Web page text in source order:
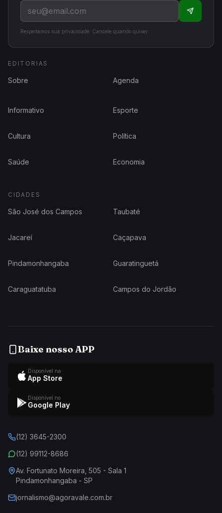
Respeitamos sua privacidade. Cancele quando quiser.
EDITORIAS
Sobre Agenda
Informativo Esporte
Cultura Política
Saúde Economia
CIDADES
São José dos Campos Taubaté
Jacareí Caçapava
Pindamonhangaba Guaratinguetá
Caraguatatuba Campos do Jordão
Baixe nosso APP
Disponível na
App Store
Disponível no
Google Play
(12) 3645-2300
(12) 99112-8686
Av. Fortunato Moreira, 505 - Sala 1
Pindamonhangaba - SP
jornalismo@agoravale.com.br